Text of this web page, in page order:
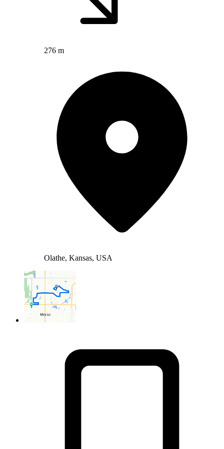
276 m
Olathe, Kansas, USA